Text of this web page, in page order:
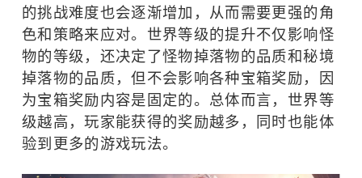
的挑战难度也会逐渐增加，从而需要更强的角
色和策略来应对。世界等级的提升不仅影响怪
物的等级，还决定了怪物掉落物的品质和秘境
掉落物的品质，但不会影响各种宝箱奖励，因
为宝箱奖励内容是固定的。总体而言，世界等
级越高，玩家能获得的奖励越多，同时也能体
验到更多的游戏玩法。